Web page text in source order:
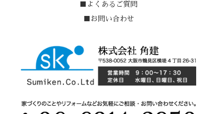
■よくあるご質問
■お問い合わせ